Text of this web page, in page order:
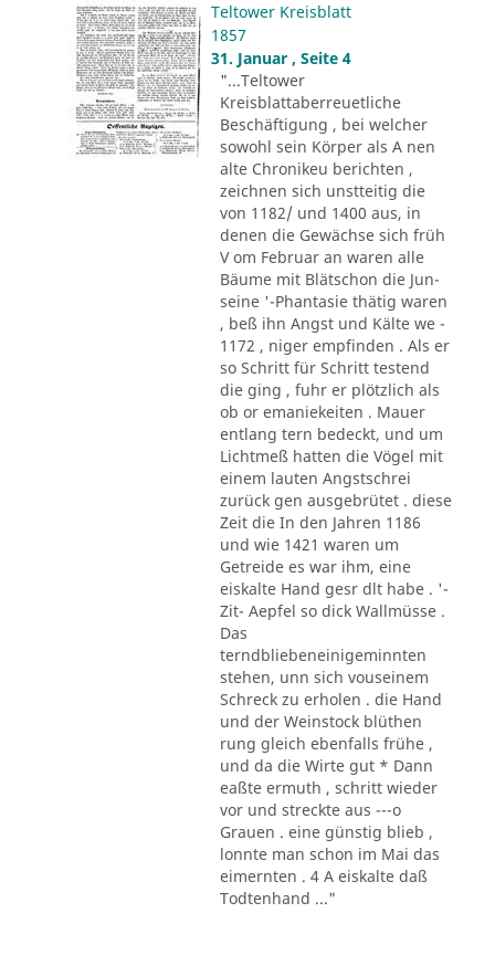
Teltower Kreisblatt
1857
31. Januar , Seite 4
"...Teltower
Kreisblattaberreuetliche
Beschäftigung , bei welcher
sowohl sein Körper als A nen
alte Chronikeu berichten ,
zeichnen sich unstteitig die
von 1182/ und 1400 aus, in
denen die Gewächse sich früh
V om Februar an waren alle
Bäume mit Blätschon die Jun-
seine '-Phantasie thätig waren
, beß ihn Angst und Kälte we -
1172 , niger empfinden . Als er
so Schritt für Schritt testend
die ging , fuhr er plötzlich als
ob or emaniekeiten . Mauer
entlang tern bedeckt, und um
Lichtmeß hatten die Vögel mit
einem lauten Angstschrei
zurück gen ausgebrütet . diese
Zeit die In den Jahren 1186
und wie 1421 waren um
Getreide es war ihm, eine
eiskalte Hand gesr dlt habe . '-
Zit- Aepfel so dick Wallmüsse .
Das
terndbliebeneinigeminnten
stehen, unn sich vouseinem
Schreck zu erholen . die Hand
und der Weinstock blüthen
rung gleich ebenfalls frühe ,
und da die Wirte gut * Dann
eaßte ermuth , schritt wieder
vor und streckte aus ---o
Grauen . eine günstig blieb ,
lonnte man schon im Mai das
eimernten . 4 A eiskalte daß
Todtenhand ..."